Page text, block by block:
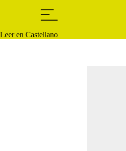
Leer en Castellano